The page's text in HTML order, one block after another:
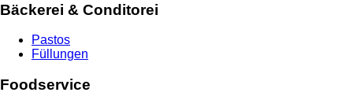
Bäckerei & Conditorei
Pastos
Füllungen
Foodservice